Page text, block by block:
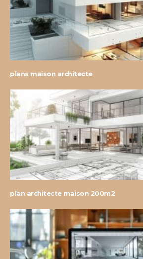
plans maison architecte
plan architecte maison 200m2